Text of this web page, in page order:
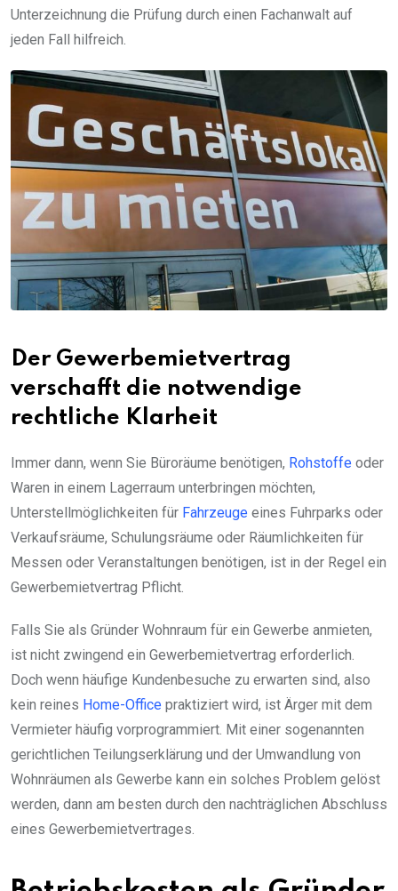
Unterzeichnung die Prüfung durch einen Fachanwalt auf
jeden Fall hilfreich.
Der Gewerbemietvertrag
verschafft die notwendige
rechtliche Klarheit
Immer dann, wenn Sie Büroräume benötigen, Rohstoffe oder
Waren in einem Lagerraum unterbringen möchten,
Unterstellmöglichkeiten für Fahrzeuge eines Fuhrparks oder
Verkaufsräume, Schulungsräume oder Räumlichkeiten für
Messen oder Veranstaltungen benötigen, ist in der Regel ein
Gewerbemietvertrag Pflicht.
Falls Sie als Gründer Wohnraum für ein Gewerbe anmieten,
ist nicht zwingend ein Gewerbemietvertrag erforderlich.
Doch wenn häufige Kundenbesuche zu erwarten sind, also
kein reines Home-Office praktiziert wird, ist Ärger mit dem
Vermieter häufig vorprogrammiert. Mit einer sogenannten
gerichtlichen Teilungserklärung und der Umwandlung von
Wohnräumen als Gewerbe kann ein solches Problem gelöst
werden, dann am besten durch den nachträglichen Abschluss
eines Gewerbemietvertrages.